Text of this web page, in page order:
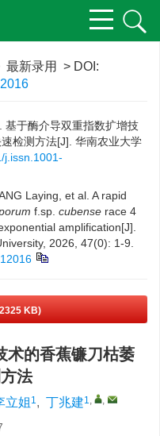
最新录用 > DOI:
基于酶介导双重指数扩增技
检测方法[J]. 华南农业大学
j.issn.1001-
Laying, et al. A rapid
f.sp. cubense race 4
amplification[J].
2026, 47(0): 1-9.
KB)
术的香蕉镰刀枯萎
法
立姐 1, 丁兆建1, ,